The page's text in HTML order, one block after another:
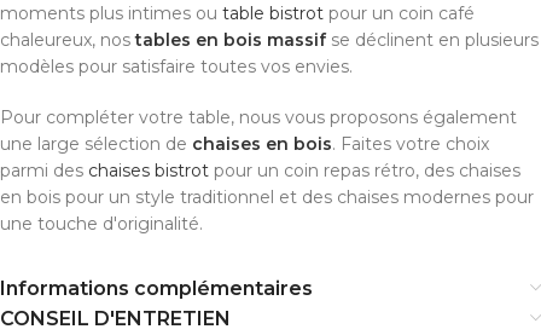
moments plus intimes ou table bistrot pour un coin café
chaleureux, nostables en bois massifse déclinent en plusieurs
modèles pour satisfaire toutes vos envies.
Pour compléter votre table, nous vous proposons également
une large sélection de chaises en bois. Faites votre choix
parmi des chaises bistrot pour un coin repas rétro, des chaises
en bois pour un style traditionnel et des chaises modernes pour
une touche d'originalité.
Informations complémentaires
CONSEIL D'ENTRETIEN